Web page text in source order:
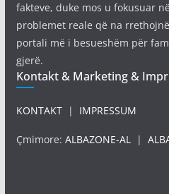
fakteve, duke mos u fokusuar
problemet reale që na
portali më i besueshëm për
gjerë.
Kontakt & Marketing &
KONTAKT| IMPRESSUM
Çmimore: ALBAZONE-AL|